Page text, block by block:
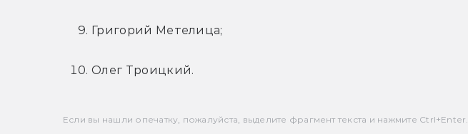
Григорий Метелица;
Олег Троицкий.
Если вы нашли опечатку, пожалуйста, выделите фрагмент текста и нажмите Ctrl+Enter.